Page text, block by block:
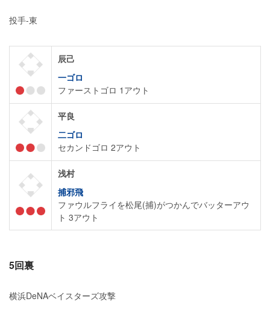
投手-東
辰己
一ゴロ
ファーストゴロ 1アウト
平良
二ゴロ
セカンドゴロ 2アウト
浅村
捕邪飛
ファウルフライを松尾(捕)がつかんでバッターアウ
ト 3アウト
5回裏
横浜DeNAベイスターズ攻撃